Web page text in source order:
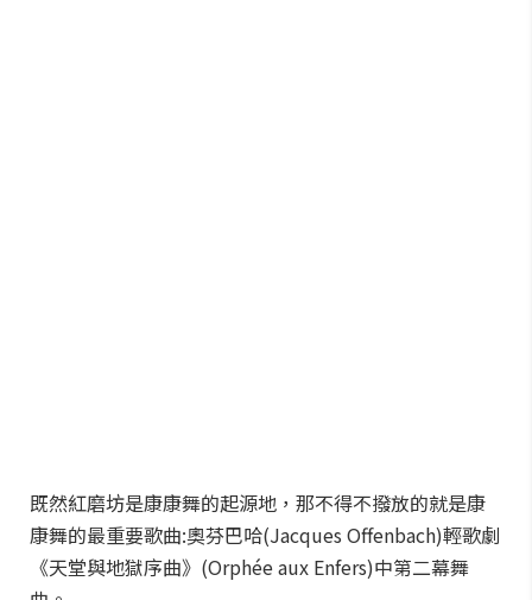
既然紅磨坊是康康舞的起源地，那不得不撥放的就是康
康舞的最重要歌曲:奧芬巴哈(Jacques Offenbach)輕歌劇
《天堂與地獄序曲》(Orphée aux Enfers)中第二幕舞